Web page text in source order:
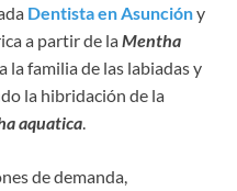
Dentista en Asuncióny
a partir de la Mentha
la familia de las labiadas y
la hibridación de la
aquatica
de demanda,